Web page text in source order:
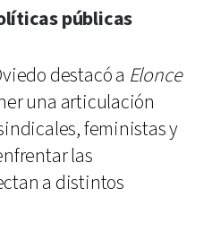
públicas
destacó a Elonce
una articulación
feministas y
las
a distintos